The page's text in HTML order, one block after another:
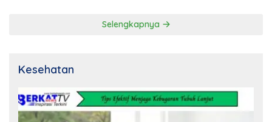
Selengkapnya
Kesehatan